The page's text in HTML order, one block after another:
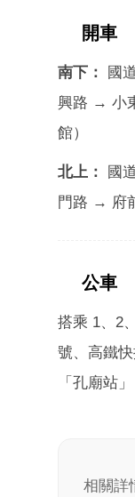
開車
南下：
國
興路 → 小
館）
北上：
國
門路 → 府
公車
搭乘 1、2
號、高鐵
「孔廟站
相關詳